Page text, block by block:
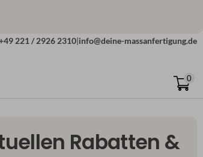
221 / 2926 2310|info@deine-massanfertigung.de
0
Rabatten &